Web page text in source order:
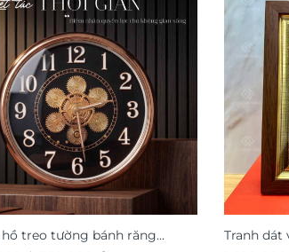
treo tường bánh răng
Tranh dát